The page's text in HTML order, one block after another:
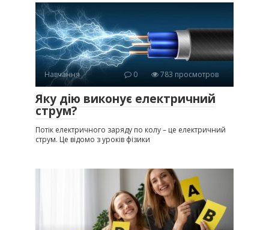
Навчання 0 783 просмотров
Яку дію виконує електричний
струм?
Потік електричного заряду по колу – це електричний
струм. Це відомо з уроків фізики